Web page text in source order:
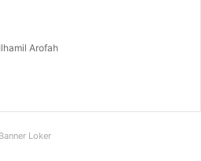
Arofah
Banner Loker